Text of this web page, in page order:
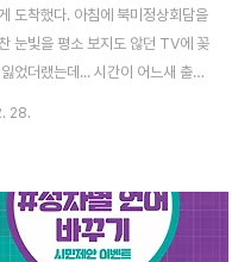
등 콘텐츠 공모전 시상식 개최 - 대
점씨의 하루(UCC 부문)’, ‘미용실..
도착했다. 아침에 북미정상회담을
눈빛을 평소 보지도 않던 TV에 꽂
었더랬는데... 시간이 어느새 출발
석 통보를 했더랬다. 후다닥 버스를
마가편 심정으로 달려, 도착했을 때엔
28.